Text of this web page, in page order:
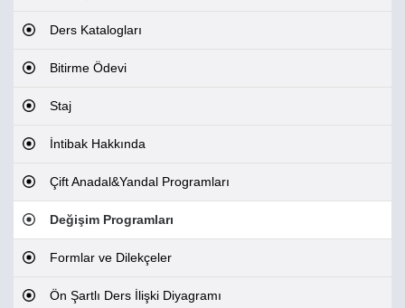
Ders Katalogları
Bitirme Ödevi
Staj
İntibak Hakkında
Çift Anadal&Yandal Programları
Değişim Programları
Formlar ve Dilekçeler
Ön Şartlı Ders İlişki Diyagramı